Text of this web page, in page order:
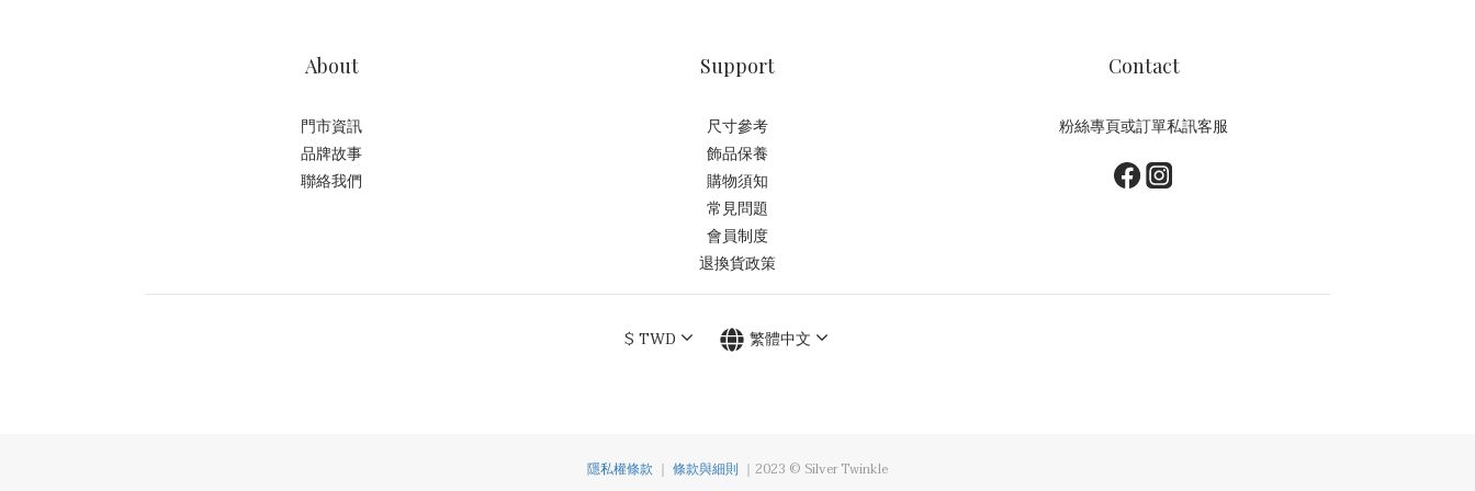
About
門市資訊
品牌故事
聯絡我們
Support
尺寸參考
飾品保養
購物須知
常見問題
會員制度
退換貨政策
Contact
粉絲專頁或訂單私訊客服
$ TWD 繁體中文
隱私權條款 ｜ 條款與細則 ｜2023 © Silver Twinkle